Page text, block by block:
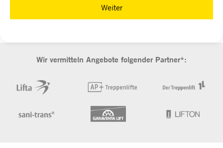
Weiter
Wir vermitteln Angebote folgender Partner*: